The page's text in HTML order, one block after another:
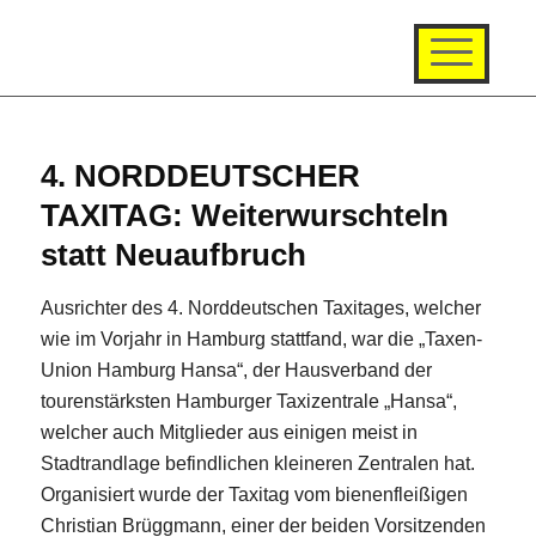
4. NORDDEUTSCHER
TAXITAG: Weiterwurschteln
statt Neuaufbruch
Ausrichter des 4. Norddeutschen Taxitages, welcher
wie im Vorjahr in Hamburg stattfand, war die „Taxen-
Union Hamburg Hansa“, der Hausverband der
tourenstärksten Hamburger Taxizentrale „Hansa“,
welcher auch Mitglieder aus einigen meist in
Stadtrandlage befindlichen kleineren Zentralen hat.
Organisiert wurde der Taxitag vom bienenfleißigen
Christian Brüggmann, einer der beiden Vorsitzenden